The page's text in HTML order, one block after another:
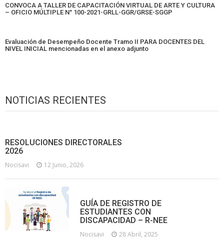
CONVOCA A TALLER DE CAPACITACIÓN VIRTUAL DE ARTE Y CULTURA
– OFICIO MÚLTIPLE N° 100-2021-GRLL-GGR/GRSE-SGGP
Evaluación de Desempeño Docente Tramo II PARA DOCENTES DEL
NIVEL INICIAL mencionadas en el anexo adjunto
NOTICIAS RECIENTES
RESOLUCIONES DIRECTORALES
2026
Nocisavi 12 Junio, 2026
GUÍA DE REGISTRO DE
ESTUDIANTES CON
DISCAPACIDAD – R-NEE
Nocisavi 28 Abril, 2025